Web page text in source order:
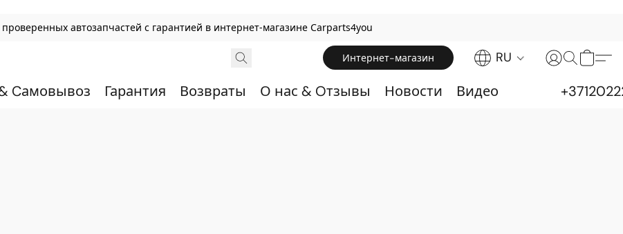
проверенных автозапчастей с гарантией в интернет-магазине Carparts4you
Интернет-магазин RU
Cамовывоз Гарантия Возвраты О нас & Oтзывы Новости Видео